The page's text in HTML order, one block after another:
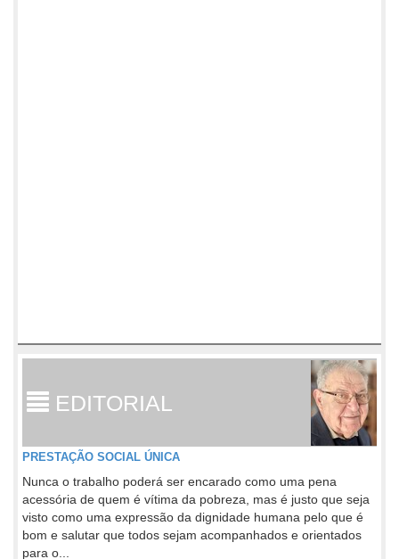
EDITORIAL
PRESTAÇÃO SOCIAL ÚNICA
Nunca o trabalho poderá ser encarado como uma pena
acessória de quem é vítima da pobreza, mas é justo que seja
visto como uma expressão da dignidade humana pelo que é
bom e salutar que todos sejam acompanhados e orientados
para o...